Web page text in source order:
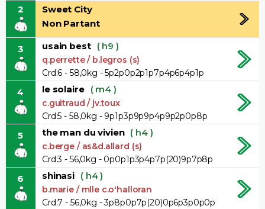
2
Sweet City
Non Partant
3 usain best ( h9 )
q.perrette / b.legros (s)
Crd:6 - 58,0kg - 5p2p0p2p1p7p4p6p4p1p
4 le solaire ( m4 )
c.guitraud / jv.toux
Crd:5 - 58,0kg - 9p1p3p9p9p4p9p2p0p8p
5 the man du vivien ( h4 )
c.berge / as&d.allard (s)
Crd:3 - 56,0kg - 0p0p1p3p4p7p(20)9p7p8p
6 shinasi ( h4 )
b.marie / mlle c.o'halloran
Crd:7 - 56,0kg - 3p8p0p7p(20)0p6p3p0p0p